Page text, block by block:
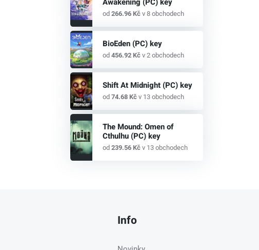
od 266.96 Kčv 8 obchodech
BioEden (PC) key
od 456.92 Kčv 2 obchodech
Shift At Midnight (PC) key
od 74.68 Kčv 13 obchodech
The Mound: Omen of
Cthulhu (PC) key
od 239.56 Kčv 13 obchodech
Info